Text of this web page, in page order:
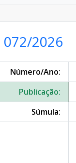
2026
Número/Ano:
Publicação:
Súmula: